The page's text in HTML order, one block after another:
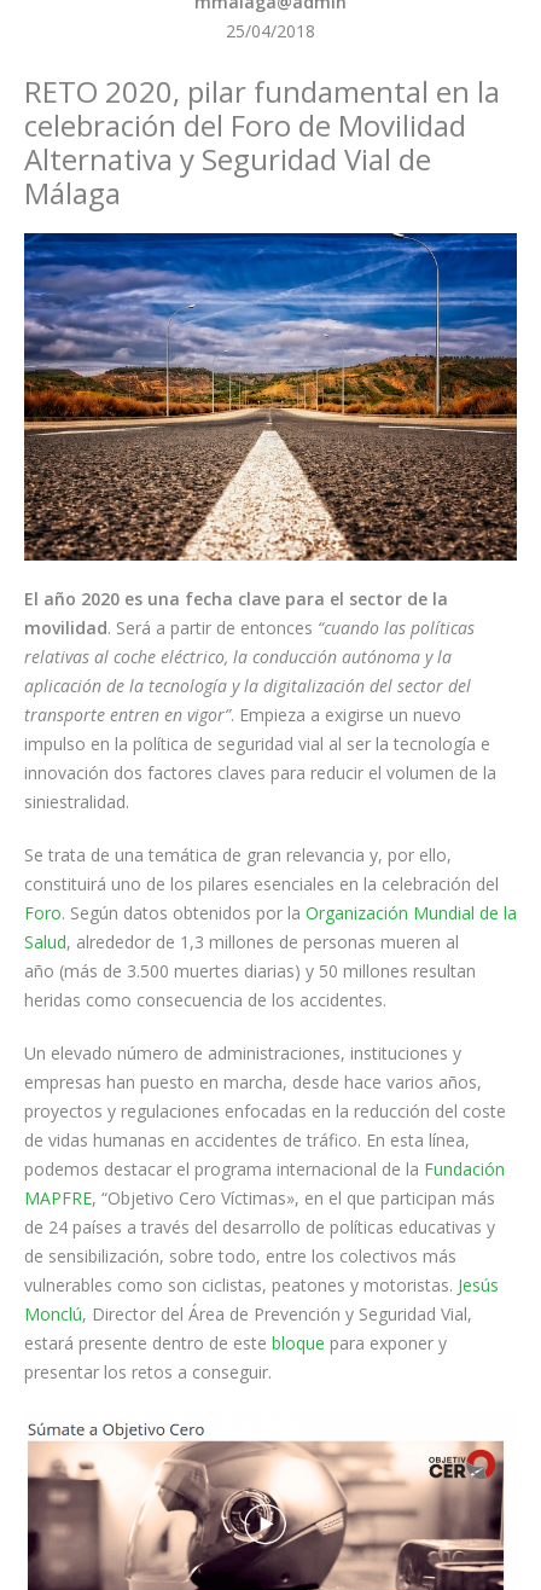
25/04/2018
RETO 2020, pilar fundamental en la
celebración del Foro de Movilidad
Alternativa y Seguridad Vial de
Málaga
El año 2020 es una fecha clave para el sector de la
movilidad. Será a partir de entonces “cuando las políticas
relativas al coche eléctrico, la conducción autónoma y la
aplicación de la tecnología y la digitalización del sector del
transporte entren en vigor”. Empieza a exigirse un nuevo
impulso en la política de seguridad vial al ser la tecnología e
innovación dos factores claves para reducir el volumen de la
siniestralidad.
Se trata de una temática de gran relevancia y, por ello,
constituirá uno de los pilares esenciales en la celebración del
Foro. Según datos obtenidos por la Organización Mundial de la
Salud, alrededor de 1,3 millones de personas mueren al
año (más de 3.500 muertes diarias) y 50 millones resultan
heridas como consecuencia de los accidentes.
Un elevado número de administraciones, instituciones y
empresas han puesto en marcha, desde hace varios años,
proyectos y regulaciones enfocadas en la reducción del coste
de vidas humanas en accidentes de tráfico. En esta línea,
podemos destacar el programa internacional de la Fundación
MAPFRE, “Objetivo Cero Víctimas», en el que participan más
de 24 países a través del desarrollo de políticas educativas y
de sensibilización, sobre todo, entre los colectivos más
vulnerables como son ciclistas, peatones y motoristas. Jesús
Monclú, Director del Área de Prevención y Seguridad Vial,
estará presente dentro de este bloque para exponer y
presentar los retos a conseguir.